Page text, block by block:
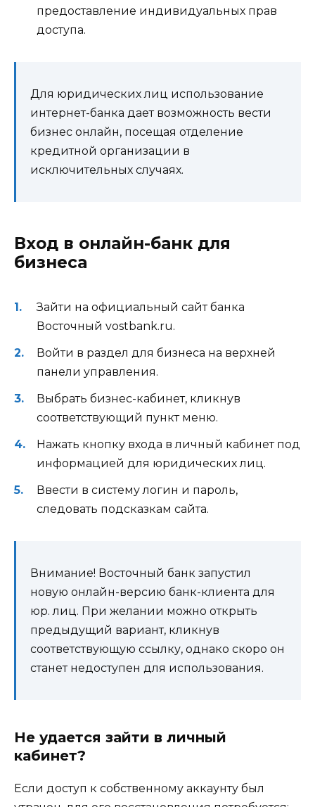
предоставление индивидуальных прав
доступа.
Для юридических лиц использование
интернет-банка дает возможность вести
бизнес онлайн, посещая отделение
кредитной организации в
исключительных случаях.
Вход в онлайн-банк для
бизнеса
Зайти на официальный сайт банка
Восточный vostbank.ru.
Войти в раздел для бизнеса на верхней
панели управления.
Выбрать бизнес-кабинет, кликнув
соответствующий пункт меню.
Нажать кнопку входа в личный кабинет под
информацией для юридических лиц.
Ввести в систему логин и пароль,
следовать подсказкам сайта.
Внимание! Восточный банк запустил
новую онлайн-версию банк-клиента для
юр. лиц. При желании можно открыть
предыдущий вариант, кликнув
соответствующую ссылку, однако скоро он
станет недоступен для использования.
Не удается зайти в личный
кабинет?
Если доступ к собственному аккаунту был